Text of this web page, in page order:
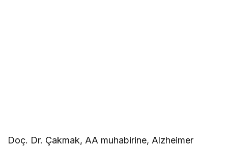
Doç. Dr. Çakmak, AA muhabirine, Alzheimer